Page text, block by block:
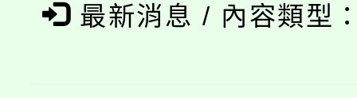
最新消息 / 內容類型